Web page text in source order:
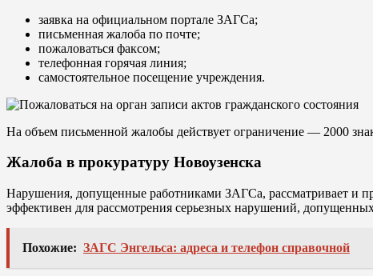
заявка на официальном портале ЗАГСа;
письменная жалоба по почте;
пожаловаться факсом;
телефонная горячая линия;
самостоятельное посещение учреждения.
На объем письменной жалобы действует ограничение — 2000
Жалоба в прокуратуру Новоузенска
Нарушения, допущенные работниками ЗАГСа, рассматривает и
эффективен для рассмотрения серьезных нарушений,
Похожие: ЗАГС Энгельса: адреса и телефон справочной